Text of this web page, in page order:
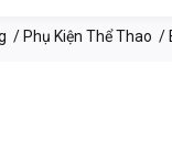
/ Phụ Kiện Thể Thao /